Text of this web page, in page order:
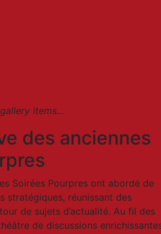
items...
des anciennes
Soirées Pourpres ont abordé de
stratégiques, réunissant des
de sujets d’actualité. Au fil des
de discussions